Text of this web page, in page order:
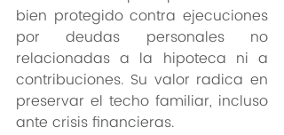
bien protegido contra ejecuciones
por deudas personales no
relacionadas a la hipoteca ni a
contribuciones. Su valor radica en
preservar el techo familiar, incluso
ante crisis financieras.